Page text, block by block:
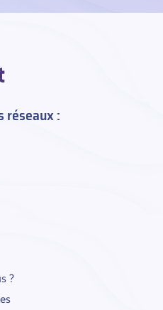
réseaux :
?